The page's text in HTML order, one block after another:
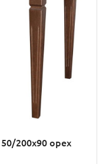
200х90 орех